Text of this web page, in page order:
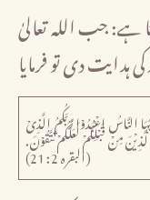
ہے: جب اللہ تعالیٰ
اعۡبُدُوۡا رَبَّکُمُ الَّذِیۡ
مِنۡ قَبۡلِکُمۡ لَعَلَّکُمۡ تَتَّقُوۡنَ.
(البقرہ 2: 21)